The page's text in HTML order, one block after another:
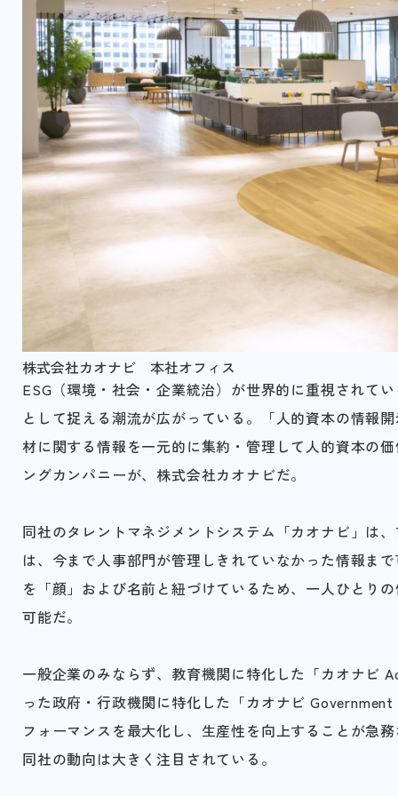
株式会社カオナビ 本社オフィス
ESG（環境・社会・企業統治）が世界的に重視されて
として捉える潮流が広がっている。「人的資本の情報
材に関する情報を一元的に集約・管理して人的資本の
ングカンパニーが、株式会社カオナビだ。
同社のタレントマネジメントシステム「カオナビ」は
は、今まで人事部門が管理しきれていなかった情報ま
を「顔」および名前と紐づけているため、一人ひとり
可能だ。
一般企業のみならず、教育機関に特化した「カオナビ
った政府・行政機関に特化した「カオナビ
フォーマンスを最大化し、生産性を向上することが急
同社の動向は大きく注目されている。